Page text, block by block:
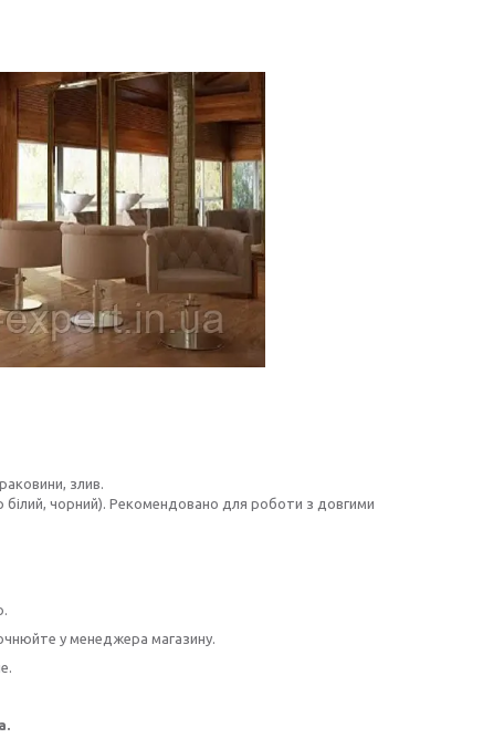
злив.
білий, чорний). Рекомендовано для роботи з довгими
у менеджера магазину.